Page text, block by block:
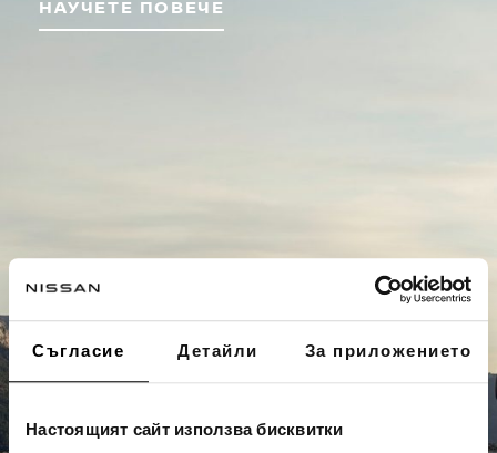
Съгласие Детайли За приложението
Настоящият сайт използва бисквитки
НАУЧЕТЕ ПОВЕЧЕ